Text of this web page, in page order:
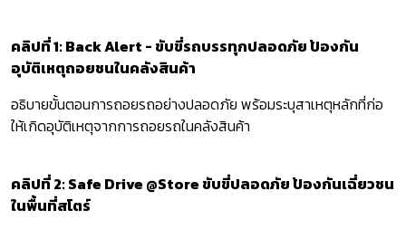
คลิปที่ 1: Back Alert - ขับขี่รถบรรทุกปลอดภัย ป้องกัน
อุบัติเหตุถอยชนในคลังสินค้า
อธิบายขั้นตอนการถอยรถอย่างปลอดภัย พร้อมระบุสาเหตุหลักที่ก่อ
ให้เกิดอุบัติเหตุจากการถอยรถในคลังสินค้า
คลิปที่ 2: Safe Drive @Store ขับขี่ปลอดภัย ป้องกันเฉี่ยวชน
ในพื้นที่สโตร์